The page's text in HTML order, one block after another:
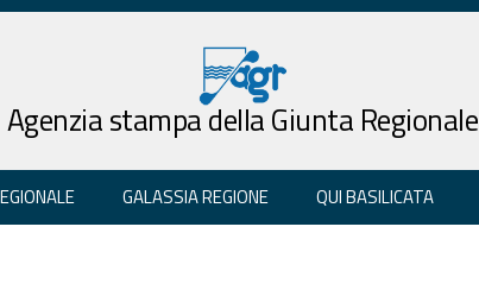
Agenzia stampa della Giunta Regionale
GALASSIA REGIONE QUI BASILICATA